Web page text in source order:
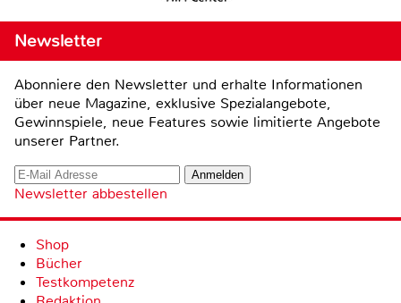
Newsletter
Abonniere den Newsletter und erhalte Informationen
über neue Magazine, exklusive Spezialangebote,
Gewinnspiele, neue Features sowie limitierte Angebote
unserer Partner.
Newsletter abbestellen
Shop
Bücher
Testkompetenz